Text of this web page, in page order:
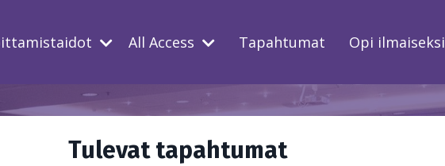
All Access Tapahtumat Opi ilmaiseksi
Tulevat tapahtumat